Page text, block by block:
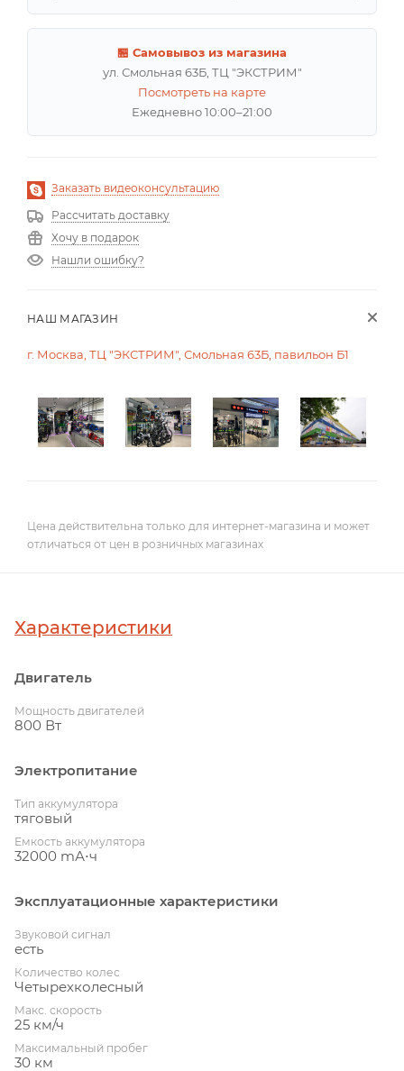
🏪 Самовывоз из магазина
ул. Смольная 63Б, ТЦ "ЭКСТРИМ"
Посмотреть на карте
Ежедневно 10:00–21:00
Заказать видеоконсультацию
Рассчитать доставку
Хочу в подарок
Нашли ошибку?
НАШ МАГАЗИН
г. Москва, ТЦ "ЭКСТРИМ", Смольная 63Б, павильон Б1
Цена действительна только для интернет-магазина и может
отличаться от цен в розничных магазинах
Характеристики
Двигатель
Мощность двигателей
800 Вт
Электропитание
Тип аккумулятора
тяговый
Емкость аккумулятора
32000 mА⋅ч
Эксплуатационные характеристики
Звуковой сигнал
есть
Количество колес
Четырехколесный
Макс. скорость
25 км/ч
Максимальный пробег
30 км